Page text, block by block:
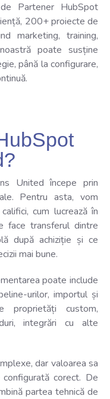
Partener HubSpot
200+ proiecte de
marketing, training,
poate susține
până la configurare,
United începe prin
Pentru asta, vom
cum lucrează în
face transferul dintre
după achiziție și ce
mai bune.
poate include
urilor, importul și
proprietăți custom,
integrări cu alte
dar valoarea sa
corect. De
partea tehnică de